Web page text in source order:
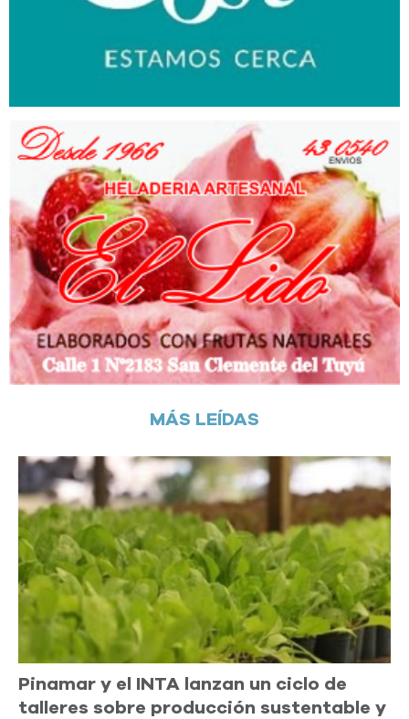
MÁS LEÍDAS
Pinamar y el INTA lanzan un ciclo de
talleres sobre producción sustentable y